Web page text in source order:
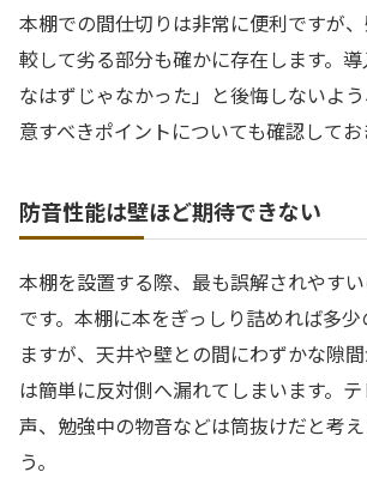
本棚での間仕切りは非常に便利ですが
較して劣る部分も確かに存在します。
なはずじゃなかった」と後悔しないよ
意すべきポイントについても確認してお
防音性能は壁ほど期待できない
本棚を設置する際、最も誤解されやす
です。本棚に本をぎっしり詰めれば多
ますが、天井や壁との間にわずかな隙
は簡単に反対側へ漏れてしまいます。
声、勉強中の物音などは筒抜けだと考
う。